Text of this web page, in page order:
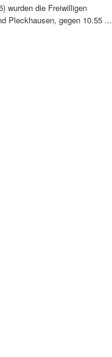
wurden die Freiwilligen
Pleckhausen, gegen 10.55 ...